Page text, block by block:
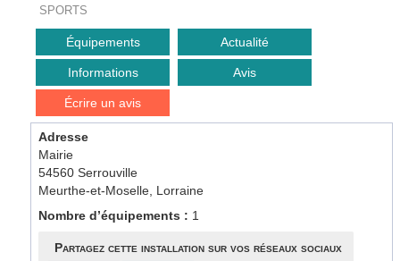
SPORTS
Équipements Actualité
Informations Avis
Écrire un avis
Adresse
Mairie
54560 Serrouville
Meurthe-et-Moselle, Lorraine
Nombre d’équipements : 1
Partagez cette installation sur vos réseaux sociaux